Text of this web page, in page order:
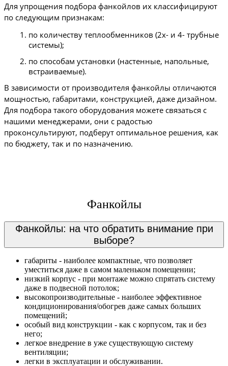
Для упрощения подбора фанкойлов их классифицируют
по следующим признакам:
по количеству теплообменников (2х- и 4- трубные
системы);
по способам установки (настенные, напольные,
встраиваемые).
В зависимости от производителя фанкойлы отличаются
мощностью, габаритами, конструкцией, даже дизайном.
Для подбора такого оборудования можете связаться с
нашими менеджерами, они с радостью
проконсультируют, подберут оптимальное решения, как
по бюджету, так и по назначению.
Фанкойлы
Фанкойлы: на что обратить внимание при
выборе?
габариты - наиболее компактные, что позволяет
уместиться даже в самом маленьком помещении;
низкий корпус - при монтаже можно спрятать систему
даже в подвесной потолок;
высокопроизводительные - наиболее эффективное
кондиционирования/обогрев даже самых больших
помещений;
особый вид конструкции - как с корпусом, так и без
него;
легкое внедрение в уже существующую систему
вентиляции;
легки в эксплуатации и обслуживании.